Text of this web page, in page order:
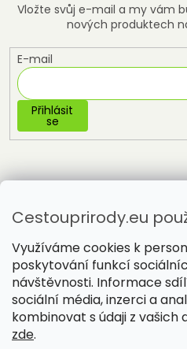
Cestouprirody.eu
Využíváme cookies k
poskytování funkcí
návštěvnosti. Informace
sociální média, inzerci a
kombinovat s údaji z
zde.
Vložte svůj e-mail a my vám
nových produktech
E-mail
Přihlásit
se
Copyright 2026